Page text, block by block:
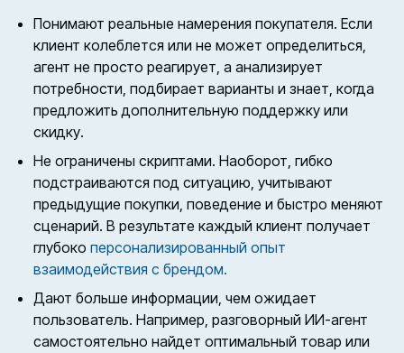
Понимают реальные намерения покупателя. Если
клиент колеблется или не может определиться,
агент не просто реагирует, а анализирует
потребности, подбирает варианты и знает, когда
предложить дополнительную поддержку или
скидку.
Не ограничены скриптами. Наоборот, гибко
подстраиваются под ситуацию, учитывают
предыдущие покупки, поведение и быстро меняют
сценарий. В результате каждый клиент получает
глубокоперсонализированный опыт
взаимодействия с брендом.
Дают больше информации, чем ожидает
пользователь. Например, разговорный ИИ-агент
самостоятельно найдет оптимальный товар или